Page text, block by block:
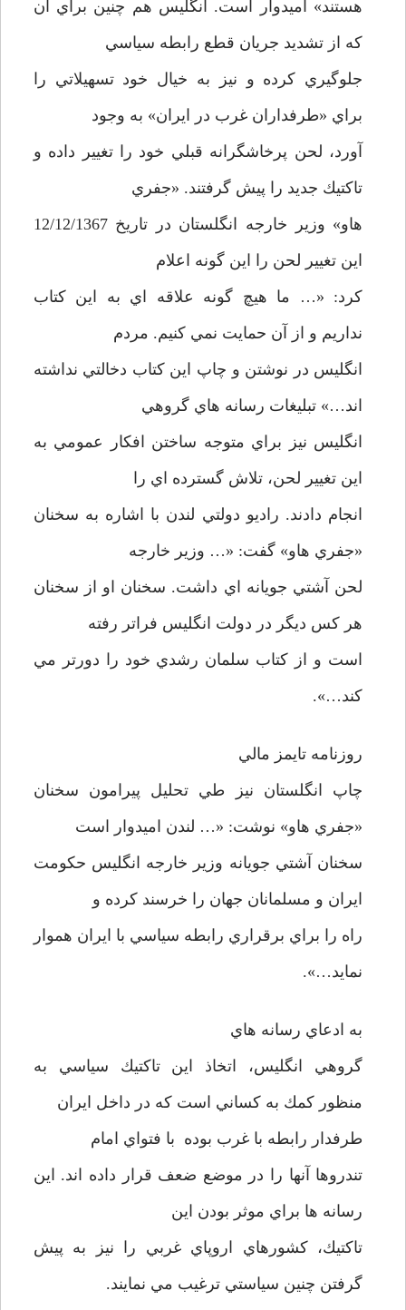
هستند» اميدوار است. انگليس هم چنين براي آن
كه از تشديد جريان قطع رابطه سياسي
جلوگيري كرده و نيز به خيال خود تسهيلاتي را
براي «طرفداران غرب در ايران» به وجود
آورد، لحن پرخاشگرانه قبلي خود را تغيير داده و
تاكتيك جديد را پيش گرفتند. «جفري
هاو» وزير خارجه انگلستان در تاريخ 12/12/1367
اين تغيير لحن را اين گونه اعلام
كرد: «… ما هيچ گونه علاقه اي به اين كتاب
نداريم و از آن حمايت نمي كنيم. مردم
انگليس در نوشتن و چاپ اين كتاب دخالتي نداشته
اند…» تبليغات رسانه هاي گروهي
انگليس نيز براي متوجه ساختن افكار عمومي به
اين تغيير لحن، تلاش گسترده اي را
انجام دادند. راديو دولتي لندن با اشاره به سخنان
«جفري هاو» گفت: «… وزير خارجه
لحن آشتي جويانه اي داشت. سخنان او از سخنان
هر كس ديگر در دولت انگليس فراتر رفته
است و از كتاب سلمان رشدي خود را دورتر مي
كند…».
روزنامه تايمز مالي
چاپ انگلستان نيز طي تحليل پيرامون سخنان
«جفري هاو» نوشت: «… لندن اميدوار است
سخنان آشتي جويانه وزير خارجه انگليس حكومت
ايران و مسلمانان جهان را خرسند كرده و
راه را براي برقراري رابطه سياسي با ايران هموار
نمايد…».
به ادعاي رسانه هاي
گروهي انگليس، اتخاذ اين تاكتيك سياسي به
منظور كمك به كساني است كه در داخل ايران
طرفدار رابطه با غرب بوده با فتواي امام
تندروها آنها را در موضع ضعف قرار داده اند. اين
رسانه ها براي موثر بودن اين
تاكتيك، كشورهاي اروپاي غربي را نيز به پيش
گرفتن چنين سياستي ترغيب مي نمايند.